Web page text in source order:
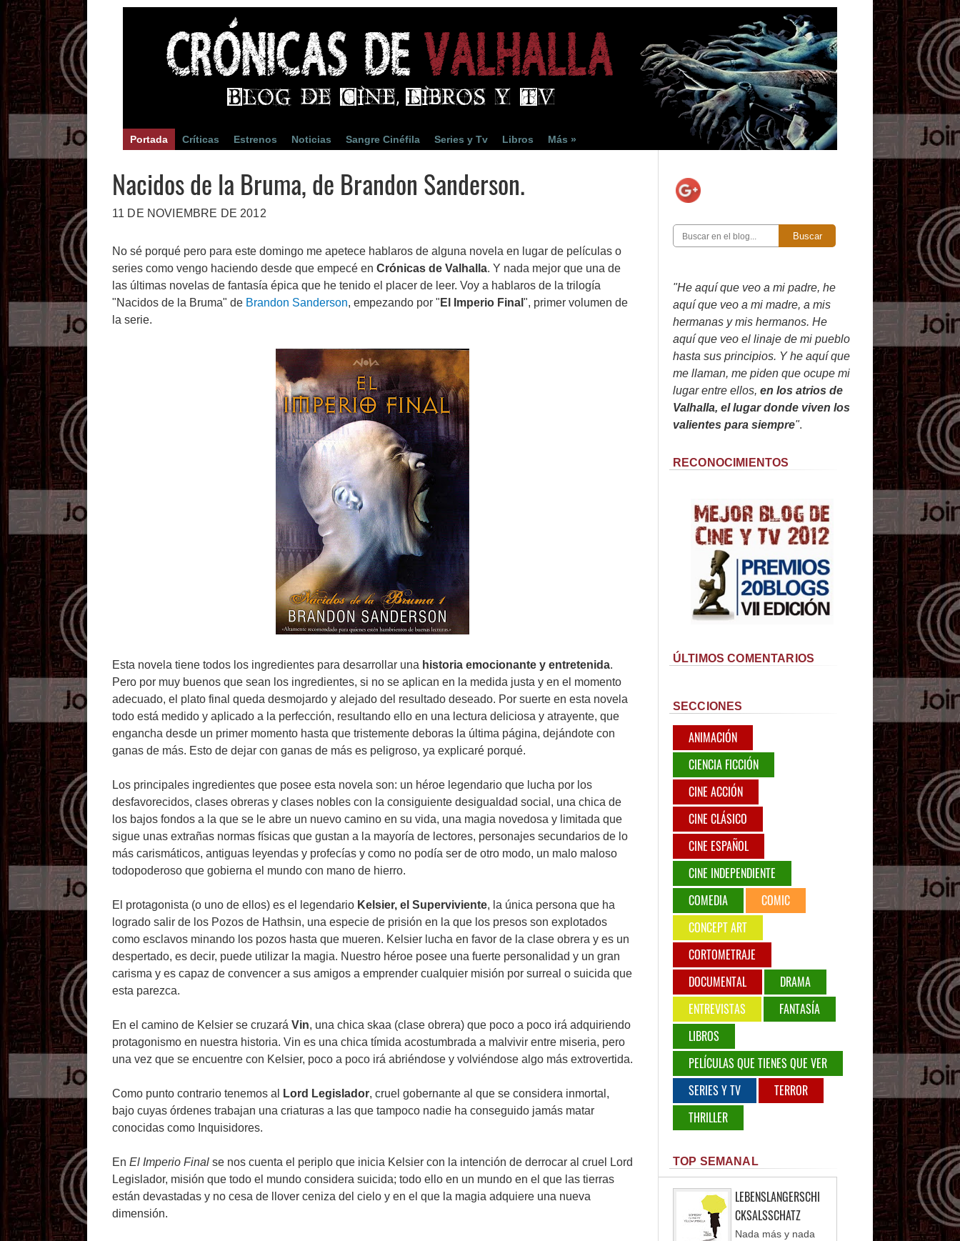
Portada Críticas Estrenos Noticias Sangre Cinéfila Series y Tv Libros Más »
Nacidos de la Bruma, de Brandon Sanderson.
11 DE NOVIEMBRE DE 2012
No sé porqué pero para este domingo me apetece hablaros de alguna novela en lugar de películas o
series como vengo haciendo desde que empecé en Crónicas de Valhalla. Y nada mejor que una de
las últimas novelas de fantasía épica que he tenido el placer de leer. Voy a hablaros de la trilogía
"Nacidos de la Bruma" de Brandon Sanderson, empezando por " El Imperio Final ", primer volumen de
la serie.
Esta novela tiene todos los ingredientes para desarrollar una historia emocionante y entretenida.
Pero por muy buenos que sean los ingredientes, si no se aplican en la medida justa y en el momento
adecuado, el plato final queda desmojardo y alejado del resultado deseado. Por suerte en esta novela
todo está medido y aplicado a la perfección, resultando ello en una lectura deliciosa y atrayente, que
engancha desde un primer momento hasta que tristemente deboras la última página, dejándote con
ganas de más. Esto de dejar con ganas de más es peligroso, ya explicaré porqué.
Los principales ingredientes que posee esta novela son: un héroe legendario que lucha por los
desfavorecidos, clases obreras y clases nobles con la consiguiente desigualdad social, una chica de
los bajos fondos a la que se le abre un nuevo camino en su vida, una magia novedosa y limitada que
sigue unas extrañas normas físicas que gustan a la mayoría de lectores, personajes secundarios de lo
más carismáticos, antiguas leyendas y profecías y como no podía ser de otro modo, un malo maloso
todopoderoso que gobierna el mundo con mano de hierro.
El protagonista (o uno de ellos) es el legendario Kelsier, el Superviviente, la única persona que ha
logrado salir de los Pozos de Hathsin, una especie de prisión en la que los presos son explotados
como esclavos minando los pozos hasta que mueren. Kelsier lucha en favor de la clase obrera y es un
despertado, es decir, puede utilizar la magia. Nuestro héroe posee una fuerte personalidad y un gran
carisma y es capaz de convencer a sus amigos a emprender cualquier misión por surreal o suicida que
esta parezca.
En el camino de Kelsier se cruzará Vin, una chica skaa (clase obrera) que poco a poco irá adquiriendo
protagonismo en nuestra historia. Vin es una chica tímida acostumbrada a malvivir entre miseria, pero
una vez que se encuentre con Kelsier, poco a poco irá abriéndose y volviéndose algo más extrovertida.
Como punto contrario tenemos al Lord Legislador, cruel gobernante al que se considera inmortal,
bajo cuyas órdenes trabajan una criaturas a las que tampoco nadie ha conseguido jamás matar
conocidas como Inquisidores.
En El Imperio Final se nos cuenta el periplo que inicia Kelsier con la intención de derrocar al cruel Lord
Legislador, misión que todo el mundo considera suicida; todo ello en un mundo en el que las tierras
están devastadas y no cesa de llover ceniza del cielo y en el que la magia adquiere una nueva
dimensión.
Buscar
"He aquí que veo a mi padre, he
aquí que veo a mi madre, a mis
hermanas y mis hermanos. He
aquí que veo el linaje de mi pueblo
hasta sus principios. Y he aquí que
me llaman, me piden que ocupe mi
lugar entre ellos, en los atrios de
Valhalla, el lugar donde viven los
valientes para siempre".
RECONOCIMIENTOS
ÚLTIMOS COMENTARIOS
SECCIONES
ANIMACIÓN
CIENCIA FICCIÓN
CINE ACCIÓN
CINE CLÁSICO
CINE ESPAÑOL
CINE INDEPENDIENTE
COMEDIA
COMIC
CONCEPT ART
CORTOMETRAJE
DOCUMENTAL
DRAMA
ENTREVISTAS
FANTASÍA
LIBROS
PELÍCULAS QUE TIENES QUE VER
SERIES Y TV
TERROR
THRILLER
TOP SEMANAL
LEBENSLANGERSCHI
CKSALSSCHATZ
Nada más y nada